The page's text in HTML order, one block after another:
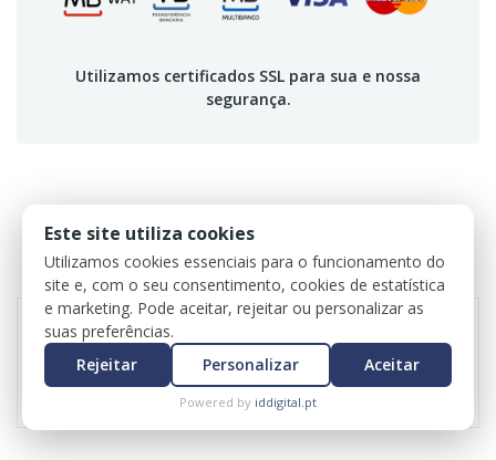
Utilizamos certificados SSL para sua e nossa
segurança.
DADOS DO PRODUTO
REVIEWS
Referência
Este site utiliza cookies
Utilizamos cookies essenciais para o funcionamento do
site e, com o seu consentimento, cookies de estatística
e marketing. Pode aceitar, rejeitar ou personalizar as
suas preferências.
Rejeitar
Personalizar Aceitar
Powered by iddigital.pt